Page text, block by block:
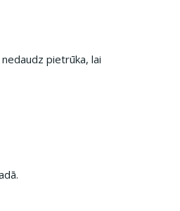
nedaudz pietrūka, lai